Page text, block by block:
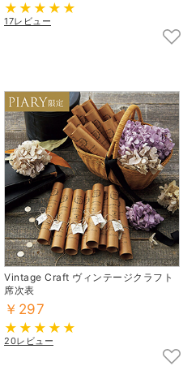
17レビュー
Vintage Craft ヴィンテージクラフト
席次表
￥297
20レビュー